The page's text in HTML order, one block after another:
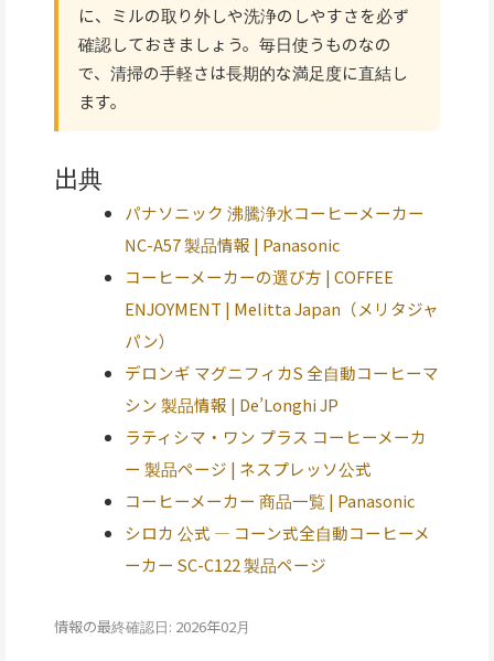
に、ミルの取り外しや洗浄のしやすさを必ず
確認しておきましょう。毎日使うものなの
で、清掃の手軽さは長期的な満足度に直結し
ます。
出典
パナソニック 沸騰浄水コーヒーメーカー
NC-A57 製品情報 | Panasonic
コーヒーメーカーの選び方 | COFFEE
ENJOYMENT | Melitta Japan（メリタジャ
パン）
デロンギ マグニフィカS 全自動コーヒーマ
シン 製品情報 | De’Longhi JP
ラティシマ・ワン プラス コーヒーメーカ
ー 製品ページ | ネスプレッソ公式
コーヒーメーカー 商品一覧 | Panasonic
シロカ 公式 — コーン式全自動コーヒーメ
ーカー SC-C122 製品ページ
情報の最終確認日: 2026年02月